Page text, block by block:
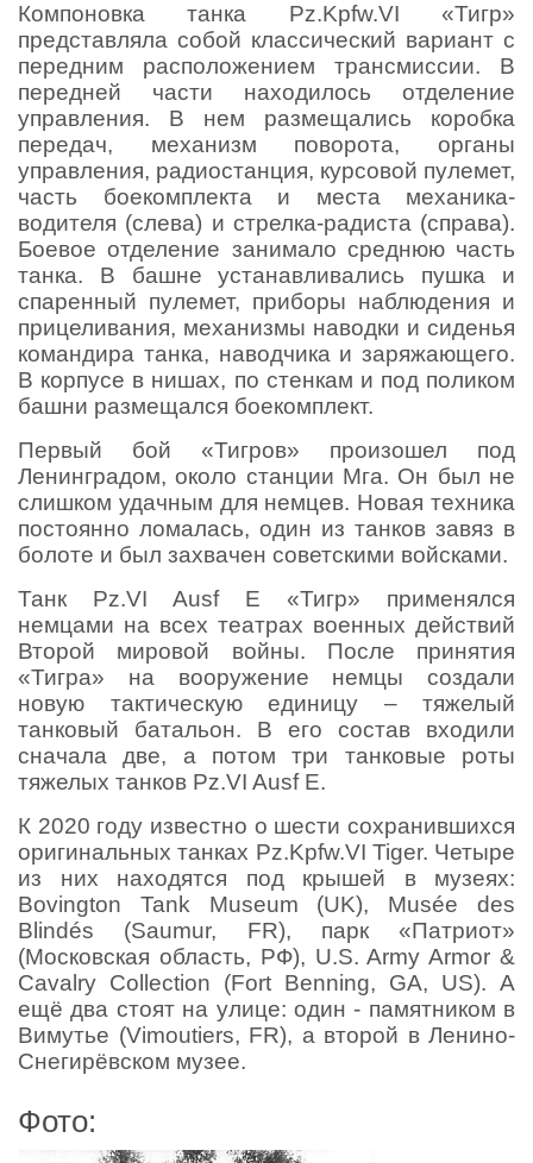
Компоновка танка Pz.Kpfw.VI «Тигр»
представляла собой классический вариант с
передним расположением трансмиссии. В
передней части находилось отделение
управления. В нем размещались коробка
передач, механизм поворота, органы
управления, радиостанция, курсовой пулемет,
часть боекомплекта и места механика-
водителя (слева) и стрелка-радиста (справа).
Боевое отделение занимало среднюю часть
танка. В башне устанавливались пушка и
спаренный пулемет, приборы наблюдения и
прицеливания, механизмы наводки и сиденья
командира танка, наводчика и заряжающего.
В корпусе в нишах, по стенкам и под поликом
башни размещался боекомплект.
Первый бой «Тигров» произошел под
Ленинградом, около станции Мга. Он был не
слишком удачным для немцев. Новая техника
постоянно ломалась, один из танков завяз в
болоте и был захвачен советскими войсками.
Танк Pz.VI Ausf E «Тигр» применялся
немцами на всех театрах военных действий
Второй мировой войны. После принятия
«Тигра» на вооружение немцы создали
новую тактическую единицу – тяжелый
танковый батальон. В его состав входили
сначала две, а потом три танковые роты
тяжелых танков Pz.VI Ausf Е.
К 2020 году известно о шести сохранившихся
оригинальных танках Pz.Kpfw.VI Tiger. Четыре
из них находятся под крышей в музеях:
Bovington Tank Museum (UK), Musée des
Blindés (Saumur, FR), парк «Патриот»
(Московская область, РФ), U.S. Army Armor &
Cavalry Collection (Fort Benning, GA, US). А
ещё два стоят на улице: один - памятником в
Вимутье (Vimoutiers, FR), а второй в Ленино-
Снегирёвском музее.
Фото: